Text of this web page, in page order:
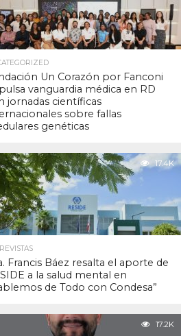
Un Corazón por Fanconi
vanguardia médica en RD
jornadas científicas
sobre fallas
genéticas
17.4K
Francis Báez resalta el aporte de
a la salud mental en
de Todo con Condesa”
17.2K